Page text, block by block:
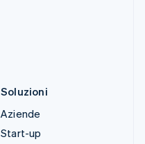
Soluzioni
Aziende
Start-up